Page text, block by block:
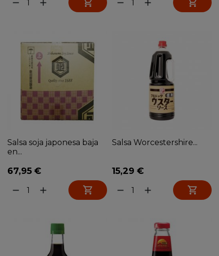
remove add  remove add 
Salsa soja japonesa baja
en...
67,95 €
remove add 
Salsa Worcestershire...
15,29 €
remove add 